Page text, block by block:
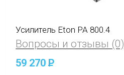
Усилитель Eton PA 800.4
Вопросы и отзывы (0)
59 270P